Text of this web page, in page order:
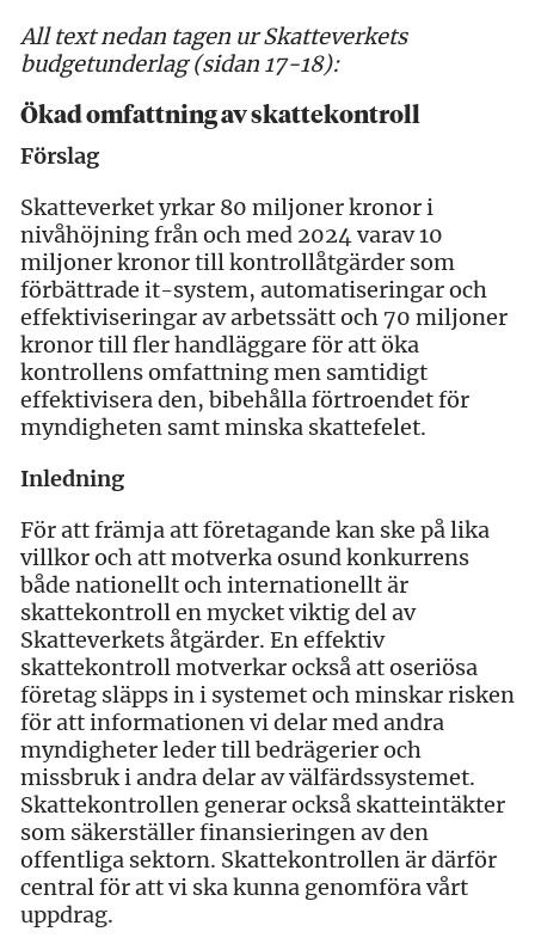
All text nedan tagen ur Skatteverkets
budgetunderlag (sidan 17-18):
Ökad omfattning av skattekontroll
Förslag
Skatteverket yrkar 80 miljoner kronor i
nivåhöjning från och med 2024 varav 10
miljoner kronor till kontrollåtgärder som
förbättrade it-system, automatiseringar och
effektiviseringar av arbetssätt och 70 miljoner
kronor till fler handläggare för att öka
kontrollens omfattning men samtidigt
effektivisera den, bibehålla förtroendet för
myndigheten samt minska skattefelet.
Inledning
För att främja att företagande kan ske på lika
villkor och att motverka osund konkurrens
både nationellt och internationellt är
skattekontroll en mycket viktig del av
Skatteverkets åtgärder. En effektiv
skattekontroll motverkar också att oseriösa
företag släpps in i systemet och minskar risken
för att informationen vi delar med andra
myndigheter leder till bedrägerier och
missbruk i andra delar av välfärdssystemet.
Skattekontrollen generar också skatteintäkter
som säkerställer finansieringen av den
offentliga sektorn. Skattekontrollen är därför
central för att vi ska kunna genomföra vårt
uppdrag.